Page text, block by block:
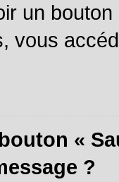
un
vous
«
?